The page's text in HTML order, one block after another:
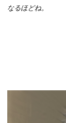
なるほどね。